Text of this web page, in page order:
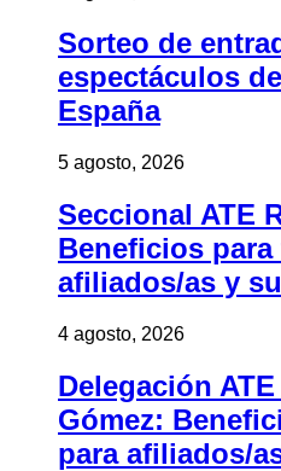
Sorteo de
espectáculos
España
5 agosto, 2026
Seccional ATE
Beneficios
afiliados/as y
4 agosto, 2026
Delegación
Gómez:
para afiliados/